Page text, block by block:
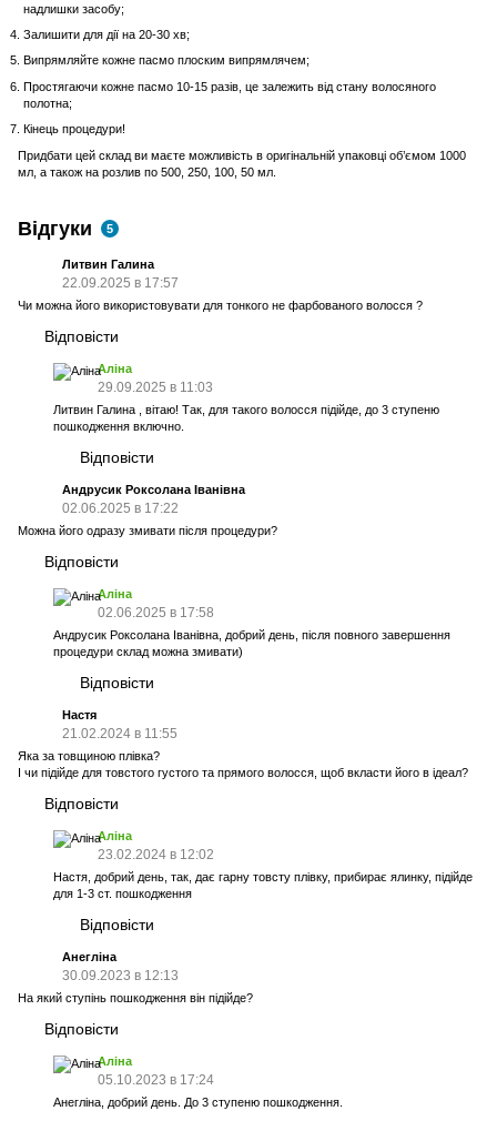
надлишки засобу;
Залишити для дії на 20-30 хв;
Випрямляйте кожне пасмо плоским випрямлячем;
Простягаючи кожне пасмо 10-15 разів, це залежить від стану волосяного
полотна;
Кінець процедури!
Придбати цей склад ви маєте можливість в оригінальній упаковці об’ємом 1000
мл, а також на розлив по 500, 250, 100, 50 мл.
Відгуки 5
Литвин Галина
22.09.2025 в 17:57
Чи можна його використовувати для тонкого не фарбованого волосся ?
Відповісти
Аліна
29.09.2025 в 11:03
Литвин Галина , вітаю! Так, для такого волосся підійде, до 3 ступеню
пошкодження включно.
Відповісти
Андрусик Роксолана Іванівна
02.06.2025 в 17:22
Можна його одразу змивати після процедури?
Відповісти
Аліна
02.06.2025 в 17:58
Андрусик Роксолана Іванівна, добрий день, після повного завершення
процедури склад можна змивати)
Відповісти
Настя
21.02.2024 в 11:55
Яка за товщиною плівка?
І чи підійде для товстого густого та прямого волосся, щоб вкласти його в ідеал?
Відповісти
Аліна
23.02.2024 в 12:02
Настя, добрий день, так, дає гарну товсту плівку, прибирає ялинку, підійде
для 1-3 ст. пошкодження
Відповісти
Анегліна
30.09.2023 в 12:13
На який ступінь пошкодження він підійде?
Відповісти
Аліна
05.10.2023 в 17:24
Анегліна, добрий день. До 3 ступеню пошкодження.